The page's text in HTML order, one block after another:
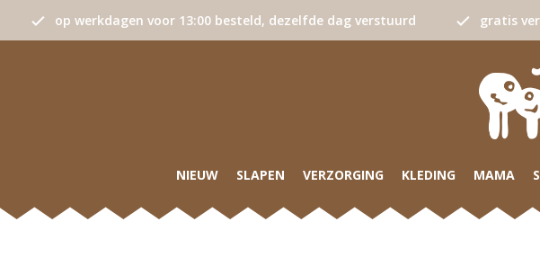
op werkdagen voor 13:00 besteld, dezelfde dag verstuurd gratis
NIEUW SLAPEN VERZORGING KLEDING MAMA